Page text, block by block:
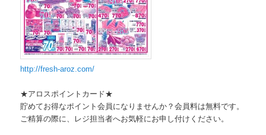
http://fresh-aroz.com/
★アロスポイントカード★
貯めてお得なポイント会員になりませんか？会員料は無料です。
ご精算の際に、レジ担当者へお気軽にお申し付けください。